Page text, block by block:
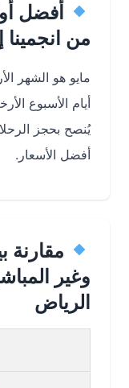
أفضل
من انجمينا
مايو هو الشهر
أيام الأسبوع الأرخص
أفضل الأسعار.
مقارنة بين
وغير المباشرة
الرياض